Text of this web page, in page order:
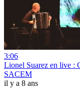
3:06
Lionel Suarez en live :
SACEM
il y a 8 ans